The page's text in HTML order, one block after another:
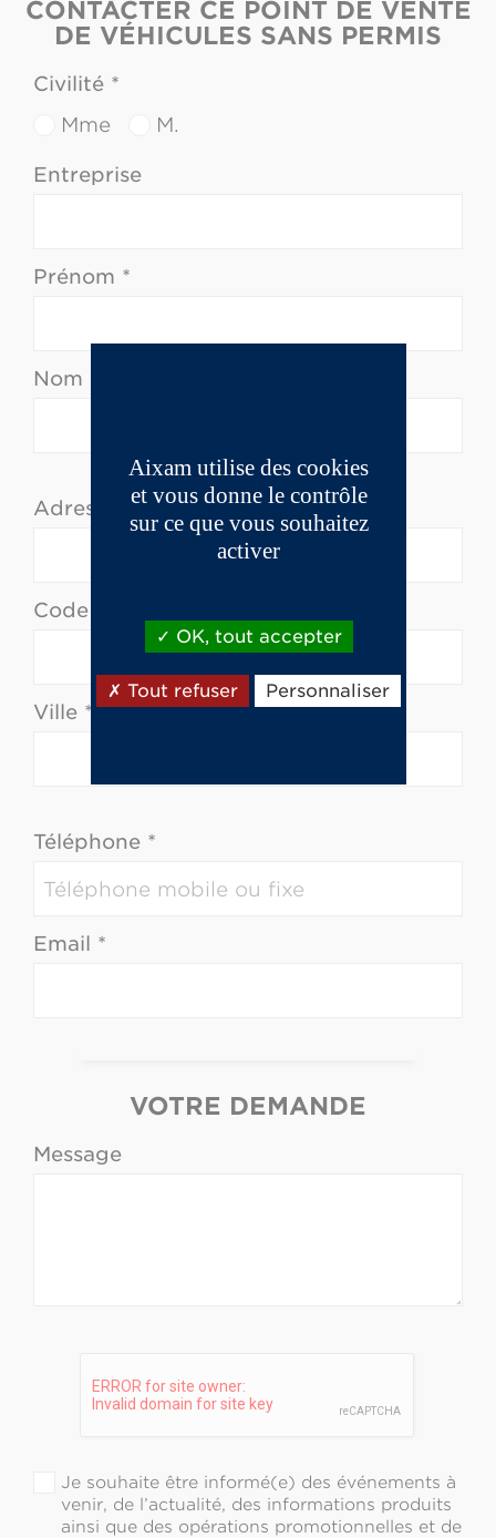
CONTACTER CE POINT DE VENTE
DE VÉHICULES SANS PERMIS
Civilité *
Mme
M.
Entreprise
Prénom *
Nom *
Adresse *
Code postal *
Ville *
Téléphone *
Email *
VOTRE DEMANDE
Message
Je souhaite être informé(e) des événements à
venir, de l’actualité, des informations produits
ainsi que des opérations promotionnelles et de
Aixam utilise des cookies
et vous donne le contrôle
sur ce que vous souhaitez
activer
OK, tout accepter
Tout refuser Personnaliser